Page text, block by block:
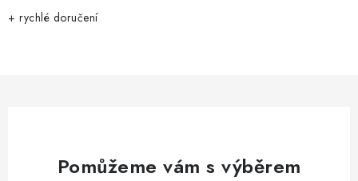
+ rychlé doručení
Pomůžeme vám s výběrem